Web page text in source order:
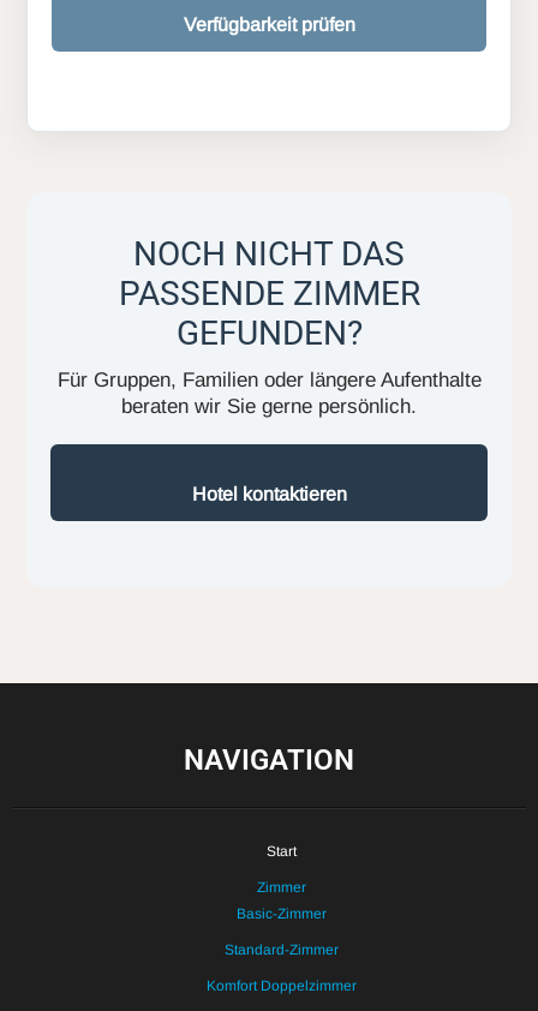
Verfügbarkeit prüfen
NOCH NICHT DAS
PASSENDE ZIMMER
GEFUNDEN?
Für Gruppen, Familien oder längere Aufenthalte
beraten wir Sie gerne persönlich.
Hotel kontaktieren
NAVIGATION
Start
Zimmer
Basic-Zimmer
Standard-Zimmer
Komfort Doppelzimmer